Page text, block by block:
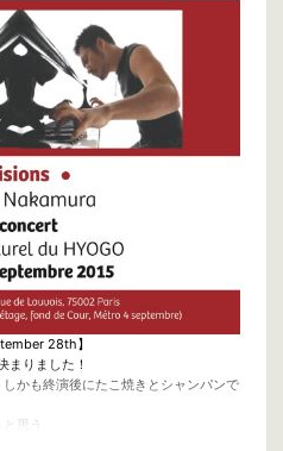
トをします！
共演。
いです♬
Kawai
concert and intermission)
28th】
まりました！
かも終演後にたこ焼きとシャンパンで
思う。